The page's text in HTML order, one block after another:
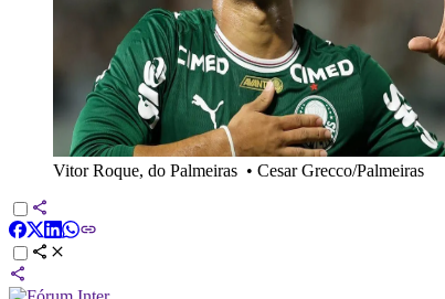
Vitor Roque, do Palmeiras • Cesar Grecco/Palmeiras